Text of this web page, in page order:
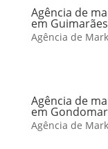
Agência de
em Guimarães
Agência de
Agência de
em Gondomar
Agência de